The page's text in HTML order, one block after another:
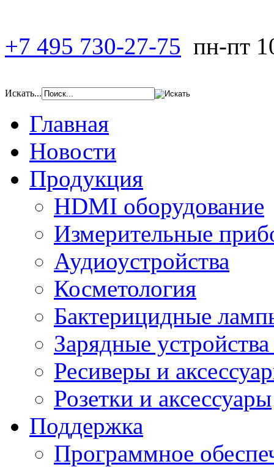
+7 495 730-27-75 пн-пт
Искать...
Главная
Новости
Продукция
HDMI оборудование
Измерительные
Аудиоустройства
Косметология
Бактерицидные
Зарядные
Ресиверы и
Розетки и аксессуары
Поддержка
Программное